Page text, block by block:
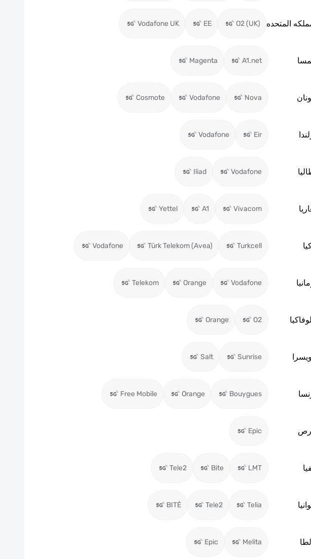
المتحده O2 (UK)
EE
Vodafone UK
A1.net
Magenta
Nova
Vodafone
Cosmote
Eir
Vodafone
Vodafone
Iliad
Vivacom
A1
Yettel
Turkcell
Türk Telekom (Avea)
Vodafone
Vodafone
Orange
Telekom
O2
Orange
Sunrise
Salt
Bouygues
Orange
Free Mobile
Epic
LMT
Bite
Tele2
Telia
Tele2
BITĖ
Melita
Epic